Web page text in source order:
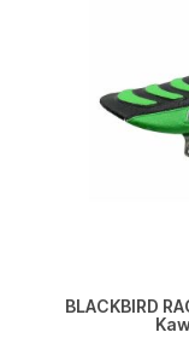
BLACKBIRD